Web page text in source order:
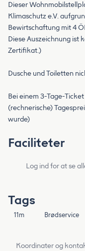
Dieser
Klimaschutz e.V.
Bewirtschaftung mit 4
Diese Auszeichnung ist
Zertifikat.)
Dusche und Toiletten
Bei einem 3-Tage-
(rechnerische)
wurde)
Faciliteter
Log ind for at se
Tags
11m Brødservice
Koordinater og